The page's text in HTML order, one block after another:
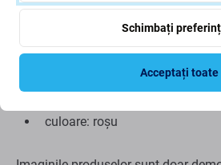
Aderă fiabil și imediat pe toate
De asemenea, este potrivit
sunt solicitate de mișcare sau
culoare: roșu
Schimbați
Acceptați toate